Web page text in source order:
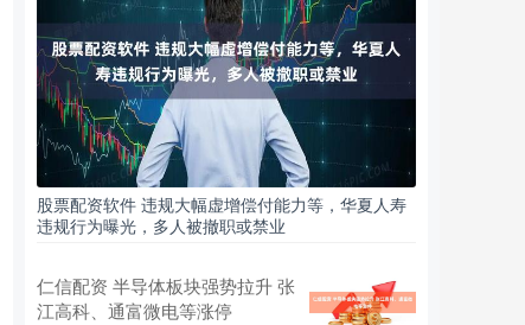
股票配资软件 违规大幅虚增偿付能力等，华夏人寿
违规行为曝光，多人被撤职或禁业
仁信配资 半导体板块强势拉升 张
江高科、通富微电等涨停